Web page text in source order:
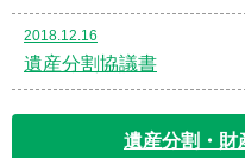
2018.12.16
遺産分割協議書
遺産分割・財